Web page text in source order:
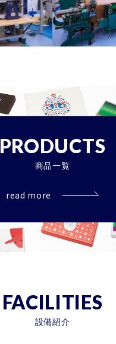
PRODUCTS
商品一覧
read more
FACILITIES
設備紹介